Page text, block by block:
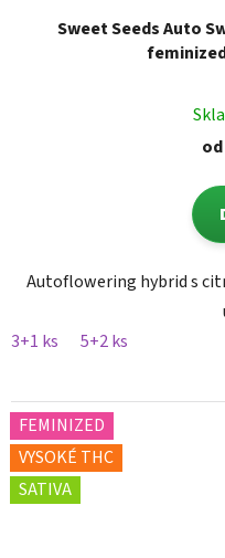
Sweet Seeds Auto
od
Autoflowering hybrid s
3+1 ks
5+2 ks
FEMINIZED
VYSOKÉ THC
SATIVA